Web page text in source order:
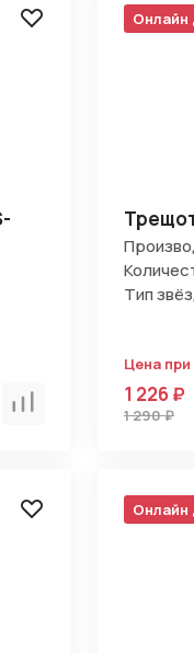
Сравнить
Онлайн
Тип
Цена
1 226 ₽
1 290 ₽
Онлайн